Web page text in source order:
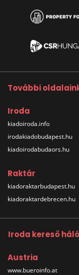
További
Iroda
kiadoiroda.info
irodakiadobudapest.hu
kiadoirodabudaors.hu
Raktár
kiadoraktarbudapest.hu
kiadoraktardebrecen.hu
Iroda kereső
Austria
www.bueroinfo.at